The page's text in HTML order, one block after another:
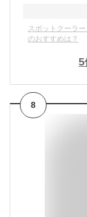
スポットクーラ
のおすすめは？
5
8